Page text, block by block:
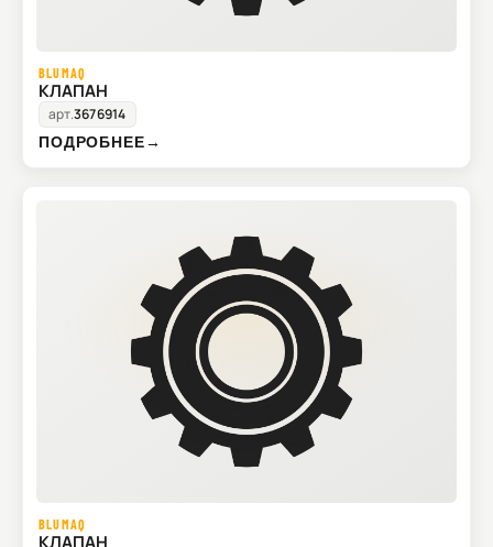
BLUMAQ
КЛАПАН
арт.3676914
ПОДРОБНЕЕ→
BLUMAQ
КЛАПАН